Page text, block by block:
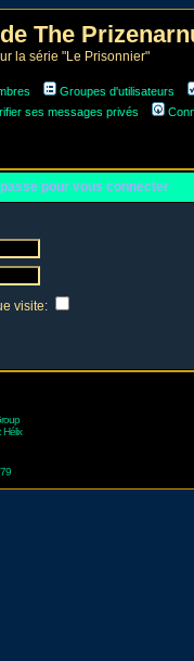
The
la série "Le Prisonnier"
Groupes d'utilisateurs
ses messages privés
pour vous connecter
visite:
Hélix